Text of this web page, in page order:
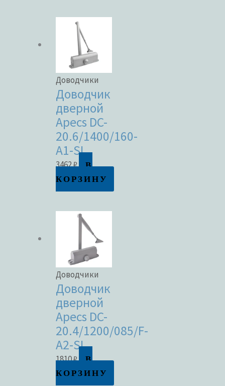
Доводчики
Доводчик
дверной
Apecs DC-
20.6/1400/160-
A1-SL
3462₽
В
КОРЗИНУ
Доводчики
Доводчик
дверной
Apecs DC-
20.4/1200/085/F-
A2-SL
1810₽
В
КОРЗИНУ